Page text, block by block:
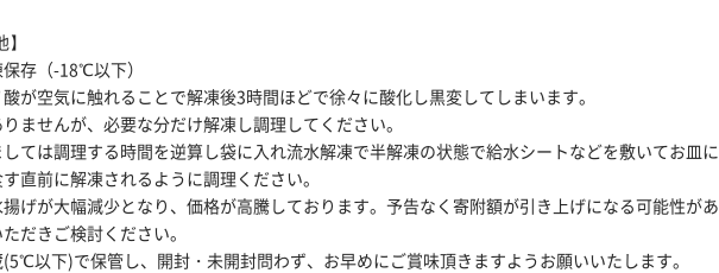
存（-18℃以下）
が空気に触れることで解凍後3時間ほどで徐々に酸化し黒変してしまいます。
ませんが、必要な分だけ解凍し調理してください。
ては調理する時間を逆算し袋に入れ流水解凍で半解凍の状態で給水シートなどを敷いてお皿に
直前に解凍されるように調理ください。
げが大幅減少となり、価格が高騰しております。予告なく寄附額が引き上げになる可能性があ
だきご検討ください。
以下)で保管し、開封・未開封問わず、お早めにご賞味頂きますようお願いいたします。